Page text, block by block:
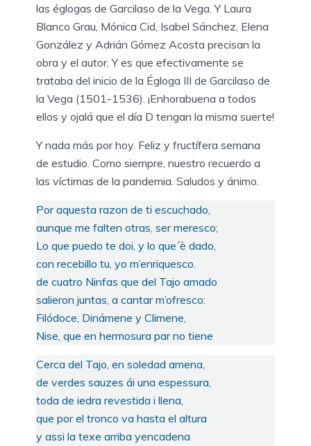
las églogas de Garcilaso de la Vega. Y Laura
Blanco Grau, Mónica Cid, Isabel Sánchez, Elena
González y Adrián Gómez Acosta precisan la
obra y el autor. Y es que efectivamente se
trataba del inicio de la Égloga III de Garcilaso de
la Vega (1501-1536). ¡Enhorabuena a todos
ellos y ojalá que el día D tengan la misma suerte!
Y nada más por hoy. Feliz y fructífera semana
de estudio. Como siempre, nuestro recuerdo a
las víctimas de la pandemia. Saludos y ánimo.
Por aquesta razon de ti escuchado,
aunque me falten otras, ser meresco;
Lo que puedo te doi, y lo que´è dado,
con recebillo tu, yo m’enriquesco.
de cuatro Ninfas que del Tajo amado
salieron juntas, a cantar m’ofresco:
Filódoce, Dinámene y Climene,
Nise, que en hermosura par no tiene
Cerca del Tajo, en soledad amena,
de verdes sauzes ái una espessura,
toda de iedra revestida i llena,
que por el tronco va hasta el altura
y assi la texe arriba yencadena